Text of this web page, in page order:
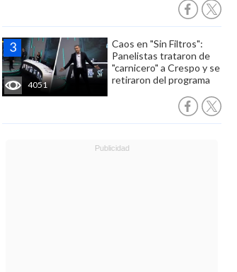
4051
Caos en "Sin Filtros":
Panelistas trataron de
"carnicero" a Crespo y se
retiraron del programa